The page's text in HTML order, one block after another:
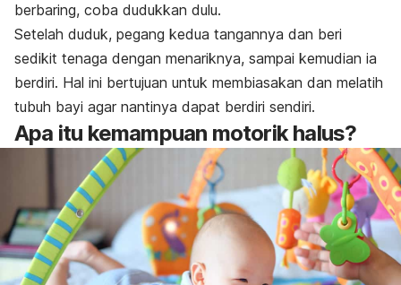
berbaring, coba dudukkan dulu.
Setelah duduk, pegang kedua tangannya dan beri
sedikit tenaga dengan menariknya, sampai kemudian ia
berdiri. Hal ini bertujuan untuk membiasakan dan melatih
tubuh bayi agar nantinya dapat berdiri sendiri.
Apa itu kemampuan motorik halus?